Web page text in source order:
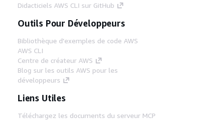
Didacticiels AWS CLI sur GitHub
Outils Pour Développeurs
Bibliothèque d'exemples de code AWS
AWS CLI
Centre de créateur AWS
Blog sur les outils AWS pour les
développeurs
Liens Utiles
Téléchargez les documents du serveur MCP